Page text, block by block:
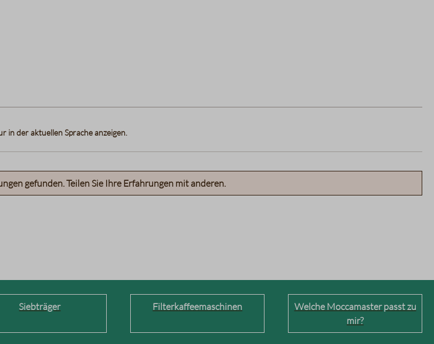
in der aktuellen Sprache anzeigen.
gefunden. Teilen Sie Ihre Erfahrungen mit anderen.
Siebträger Filterkaffeemaschinen
Welche Moccamaster passt zu
mir?